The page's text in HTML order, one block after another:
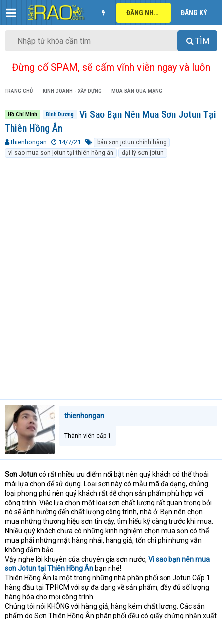
ĐĂNG NHẬP ĐĂNG KÝ
TÌM
Đừng cố SPAM, sẽ cấm vĩnh viễn ngay và luôn
TRANG CHỦ KINH DOANH - XÂY DỰNG MUA BÁN QUA MẠNG
Hồ Chí Minh Bình Dương
Vì Sao Bạn Nên Mua Sơn Jotun Tại
Thiên Hồng Ân
T
h
r
thienhongan
N
g
à
14/7/21
ừ
k
bán sơn jotun chính hãng
vì sao mua sơn jotun tại thiên hồng ân
đại lý sơn jotun
thienhongan
Thành viên cấp 1
Sơn Jotuncó rất nhiều ưu điểm nổi bật nên quý khách có thể thoải
mái lựa chọn để sử dụng. Loại sơn này có mẫu mã đa dạng, chủng
loại phong phú nên quý khách rất dễ chọn sản phẩm phù hợp với
công trình. Việc lựa chọn một loại sơn chất lượng rất quan trọng bởi
nó sẽ ảnh hưởng đến chất lượng công trình, nhà ở. Bạn nên chọn
mua những thương hiệu sơn tin cậy, tìm hiểu kỹ càng trước khi mua.
Nhiều quý khách chưa có những kinh nghiệm chọn mua sơn có thể
mua phải những mặt hàng nhái, hàng giả, tốn chi phí nhưng vẫn
không đảm bảo.
Vậy nghe lời khuyên của chuyên gia sơn nước, Vì sao bạn nên mua
sơn Jotun tại Thiên Hồng Ân bạn nhé!
Thiên Hồng Ân là một trong những nhà phân phối sơn Jotun Cấp 1
hàng đầu tại TP.HCM với sự đa dạng về sản phẩm, đầy đủ số lượng
hàng hóa cho mọi công trình.
Chúng tôi nói KHÔNG với hàng giả, hàng kém chất lượng. Các sản
phẩm do Sơn Thiên Hồng Ân phân phối đều có giấy chứng nhận xuất